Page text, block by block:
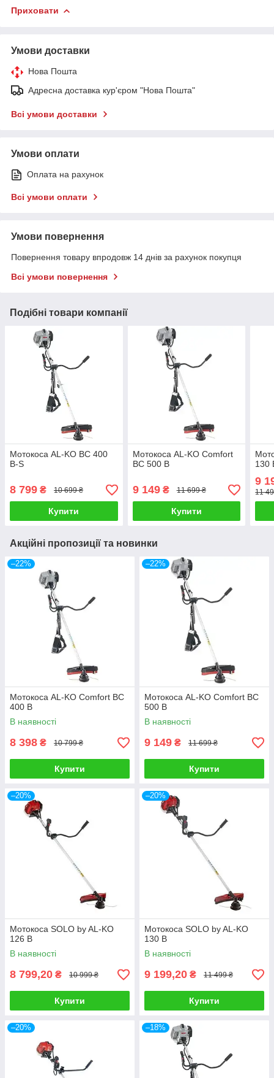
Приховати
Умови доставки
Нова Пошта
Адресна доставка кур'єром "Нова Пошта"
Всі умови доставки
Умови оплати
Оплата на рахунок
Всі умови оплати
Умови повернення
Повернення товару впродовж 14 днів за рахунок покупця
Всі умови повернення
Подібні товари компанії
Мотокоса AL-KO BC 400
B-S
8 799 ₴ 10 699 ₴
Купити
Мотокоса AL-KO Comfort
BC 500 B
9 149₴ 11 699 ₴
Купити
130
9
11
Акційні пропозиції та новинки
–22%
Мотокоса AL-KO Comfort BC
400 B
В наявності
8 398 ₴ 10 799 ₴
Купити
–22%
Мотокоса AL-KO Comfort BC
500 B
В наявності
9 149 ₴ 11 699 ₴
Купити
–20%
Мотокоса SOLO by AL-KO
126 B
В наявності
8 799,20 ₴ 10 999 ₴
Купити
–20%
Мотокоса SOLO by AL-KO
130 B
В наявності
9 199,20 ₴ 11 499 ₴
Купити
–20% –18%